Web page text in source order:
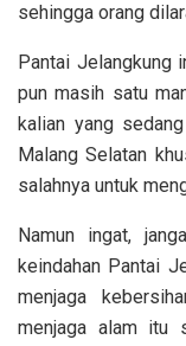
sehingga orang
Pantai Jelangkung
pun masih satu
kalian yang
Malang Selatan
salahnya untuk
Namun ingat,
keindahan Pantai
menjaga
menjaga alam itu